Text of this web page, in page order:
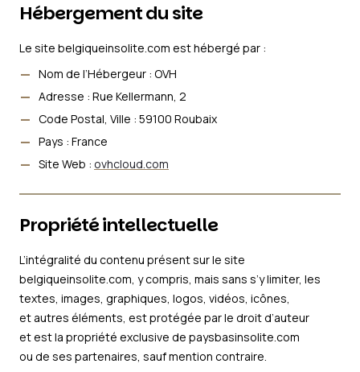
Hébergement du site
Le site belgiqueinsolite.com est hébergé par :
Nom de l’Hébergeur : OVH
Adresse : Rue Kellermann, 2
Code Postal, Ville : 59100 Roubaix
Pays : France
Site Web : ovhcloud.com
Propriété intellectuelle
L’intégralité du contenu présent sur le site
belgiqueinsolite.com, y compris, mais sans s’y limiter, les
textes, images, graphiques, logos, vidéos, icônes,
et autres éléments, est protégée par le droit d’auteur
et est la propriété exclusive de paysbasinsolite.com
ou de ses partenaires, sauf mention contraire.